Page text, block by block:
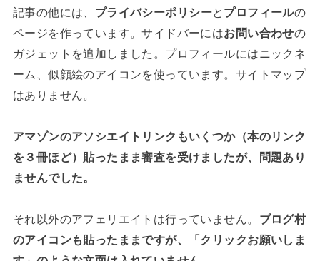
記事の他には、 プライバシーポリシーと プロフィールの
ページを作っています。サイドバーにはお問い合わせの
ガジェットを追加しました。プロフィールにはニックネ
ーム、似顔絵のアイコンを使っています。サイトマップ
はありません。
アマゾンのアソシエイトリンクもいくつか（本のリンク
を３冊ほど）貼ったまま審査を受けましたが、問題あり
ませんでした。
それ以外のアフェリエイトは行っていません。 ブログ村
のアイコンも貼ったままですが、「クリックお願いしま